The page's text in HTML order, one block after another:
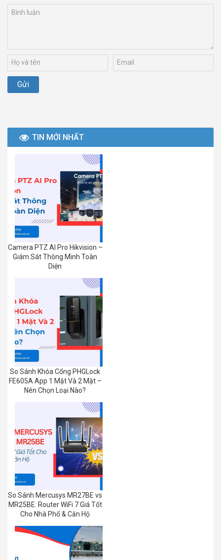
TIN MỚI NHẤT
Camera PTZ AI Pro Hikvision –
Giám Sát Thông Minh Toàn
Diện
So Sánh Khóa Cổng PHGLock
FE605A App 1 Mặt Và 2 Mặt –
Nên Chọn Loại Nào?
So Sánh Mercusys MR27BE vs
MR25BE: Router WiFi 7 Giá Tốt
Cho Nhà Phố & Căn Hộ